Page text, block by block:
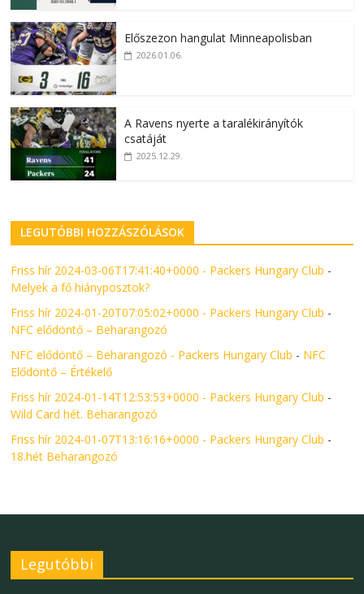
Előszezon hangulat Minneapolisban
2026.01.06.
A Ravens nyerte a taralékirányítók
csatáját
2025.12.29.
LEGUTÓBBI HOZZÁSZÓLÁSOK
Friss hír 2024-03-06T17:41:40+0000 - Packers Hungary Club -
Melyek a fő hiányposztok?
Friss hír 2024-01-20T07:05:02+0000 - Packers Hungary Club -
NFC elődöntő – Beharangozó
NFC elődöntő – Beharangozó - Packers Hungary Club - NFC
Elődöntő – Értékelő
Friss hír 2024-01-14T12:53:53+0000 - Packers Hungary Club -
Wild Card hét. Beharangozó
Friss hír 2024-01-07T13:16:16+0000 - Packers Hungary Club -
18.hét Beharangozó
Legutóbbi